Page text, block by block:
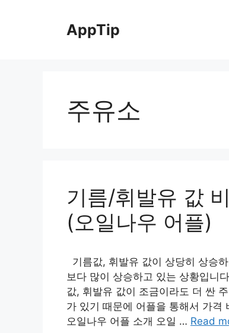
AppTip
주유소
기름/휘발유 값
(오일나우 어플)
기름값, 휘발유 값이 상당히 상승
보다 많이 상승하고 있는 상황입니
값, 휘발유 값이 조금이라도 더 싼
가 있기 때문에 어플을 통해서 가격
오일나우 어플 소개 오일 … Read